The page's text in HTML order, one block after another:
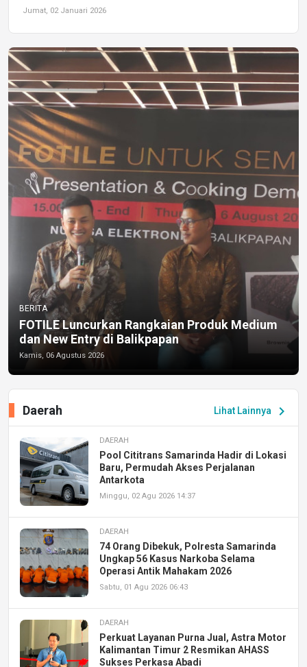
Jumat, 02 Januari 2026
BERITA
FOTILE Luncurkan Rangkaian Produk Medium
dan New Entry di Balikpapan
Kamis, 06 Agustus 2026
Lihat Lainnya chevron_right
Daerah
DAERAH
Pool Cititrans Samarinda Hadir di Lokasi
Baru, Permudah Akses Perjalanan
Antarkota
Minggu, 02 Agu 2026 14:37
DAERAH
74 Orang Dibekuk, Polresta Samarinda
Ungkap 56 Kasus Narkoba Selama
Operasi Antik Mahakam 2026
Sabtu, 01 Agu 2026 06:43
DAERAH
Perkuat Layanan Purna Jual, Astra Motor
Kalimantan Timur 2 Resmikan AHASS
Sukses Perkasa Abadi